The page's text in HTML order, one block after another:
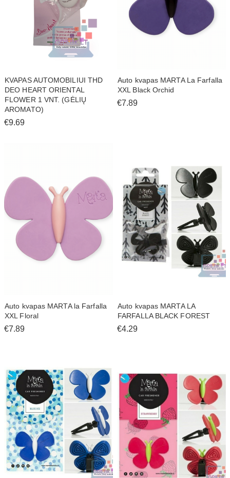
KVAPAS AUTOMOBILIUI THD
DEO HEART ORIENTAL
FLOWER 1 VNT. (GĖLIŲ
AROMATO)
€9.69
Auto kvapas MARTA La Farfalla
XXL Black Orchid
€7.89
Auto kvapas MARTA la Farfalla
XXL Floral
€7.89
Auto kvapas MARTA LA
FARFALLA BLACK FOREST
€4.29